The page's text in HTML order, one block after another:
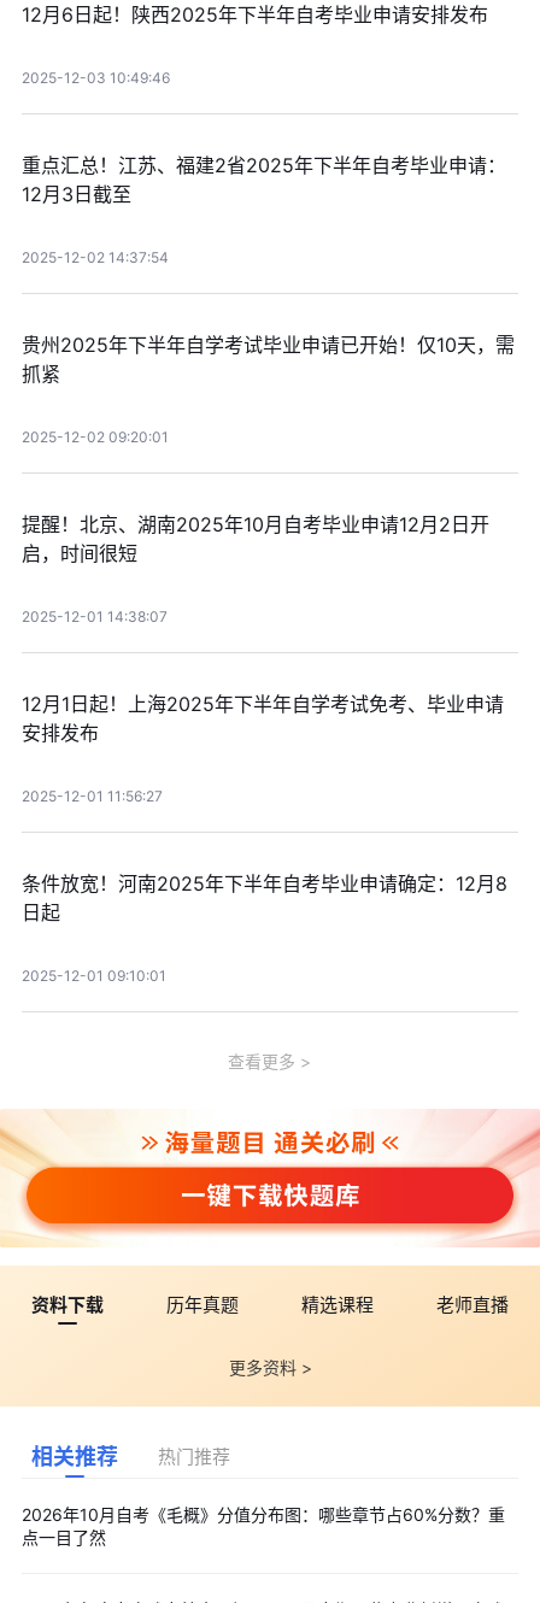
12月6日起！陕西2025年下半年自考毕业申请安排发布
2025-12-03 10:49:46
重点汇总！江苏、福建2省2025年下半年自考毕业申请：
12月3日截至
2025-12-02 14:37:54
贵州2025年下半年自学考试毕业申请已开始！仅10天，需
抓紧
2025-12-02 09:20:01
提醒！北京、湖南2025年10月自考毕业申请12月2日开
启，时间很短
2025-12-01 14:38:07
12月1日起！上海2025年下半年自学考试免考、毕业申请
安排发布
2025-12-01 11:56:27
条件放宽！河南2025年下半年自考毕业申请确定：12月8
日起
2025-12-01 09:10:01
查看更多
资料下载 历年真题 精选课程 老师直播
更多资料 >
相关推荐 热门推荐
2026年10月自考《毛概》分值分布图：哪些章节占60%分数？重
点一目了然